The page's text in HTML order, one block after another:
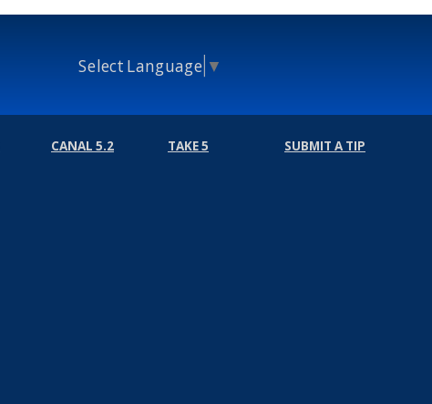
Select Language ▼
CANAL 5.2 TAKE 5 SUBMIT A TIP